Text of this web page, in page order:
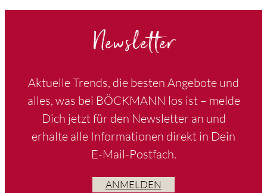
Newsletter
Aktuelle Trends, die besten Angebote und
alles, was bei BÖCKMANN los ist – melde
Dich jetzt für den Newsletter an und
erhalte alle Informationen direkt in Dein
E-Mail-Postfach.
ANMELDEN